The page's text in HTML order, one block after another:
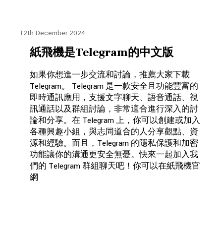
12th December 2024
紙飛機是Telegram的中文版
如果你想進一步交流和討論，推薦大家下載
Telegram。 Telegram 是一款安全且功能豐富的
即時通訊應用，支援文字聊天、語音通話、視
訊通話以及群組討論，非常適合進行深入的討
論和分享。在 Telegram 上，你可以創建或加入
各種興趣小組，與志同道合的人分享觀點、資
源和經驗。而且，Telegram 的隱私保護和加密
功能讓你的溝通更安全無憂。快來一起加入我
們的 Telegram 群組聊天吧！你可以在紙飛機官
網